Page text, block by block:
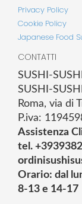
Privacy Policy
Cookie Policy
Japanese Food
CONTATTI
SUSHI-
SUSHI-
Roma, via di
P.iva:
Assistenza
tel.
Orario: dal
8-13 e 14-17